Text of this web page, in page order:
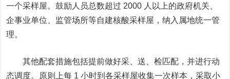
一个采样屋。鼓励人员总数超过 2000 人以上的政府机关、
企事业单位、监管场所等自建核酸采样屋，纳入属地统一管
理。
其他配套措施包括提前做好采、送、检匹配，并进行动
态调度。原则上每 1 小时到各采样屋收集一次样本，采取小